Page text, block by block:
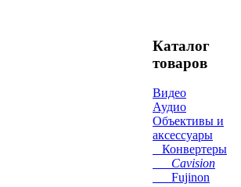
Каталог
товаров
Видео
Аудио
Объективы и
аксессуары
Конвертеры
Cavision
Fujinon